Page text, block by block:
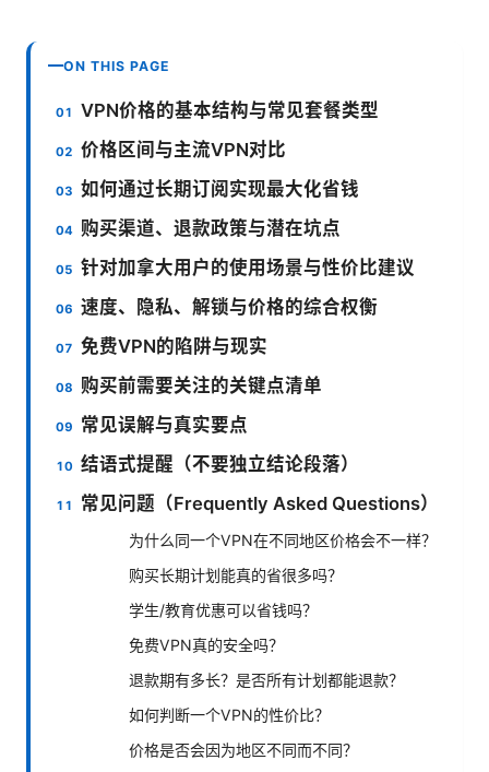
ON THIS PAGE
VPN价格的基本结构与常见套餐类型
价格区间与主流VPN对比
如何通过长期订阅实现最大化省钱
购买渠道、退款政策与潜在坑点
针对加拿大用户的使用场景与性价比建议
速度、隐私、解锁与价格的综合权衡
免费VPN的陷阱与现实
购买前需要关注的关键点清单
常见误解与真实要点
结语式提醒（不要独立结论段落）
常见问题（Frequently Asked Questions）
为什么同一个VPN在不同地区价格会不一样？
购买长期计划能真的省很多吗？
学生/教育优惠可以省钱吗？
免费VPN真的安全吗？
退款期有多长？是否所有计划都能退款？
如何判断一个VPN的性价比？
价格是否会因为地区不同而不同？